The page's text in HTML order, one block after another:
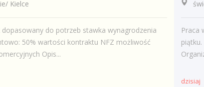
Kielce
dopasowany do potrzeb stawka wynagrodzenia
50% wartości kontraktu NFZ możliwość
Opis...
Praca
dzisiaj